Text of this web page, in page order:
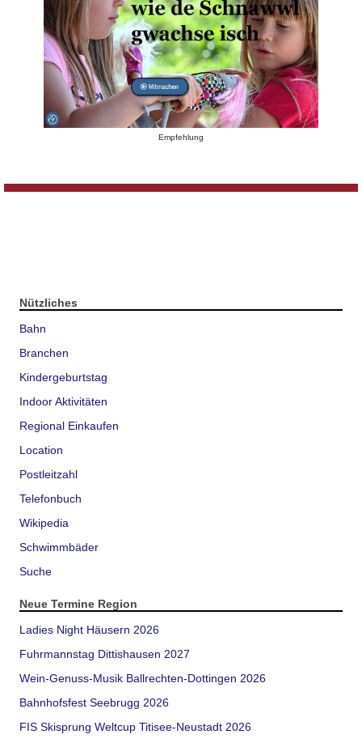
Empfehlung
Nützliches
Bahn
Branchen
Kindergeburtstag
Indoor Aktivitäten
Regional Einkaufen
Location
Postleitzahl
Telefonbuch
Wikipedia
Schwimmbäder
Suche
Neue Termine Region
Ladies Night Häusern 2026
Fuhrmannstag Dittishausen 2027
Wein-Genuss-Musik Ballrechten-Dottingen 2026
Bahnhofsfest Seebrugg 2026
FIS Skisprung Weltcup Titisee-Neustadt 2026